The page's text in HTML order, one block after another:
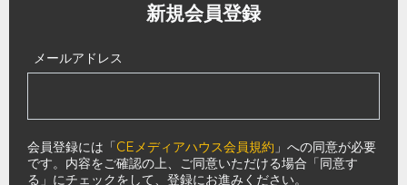
新規会員登録
メールアドレス
会員登録には「CEメディアハウス会員規約 」への同意が必要
です。内容をご確認の上、ご同意いただける場合「同意す
る」にチェックをして、登録にお進みください。